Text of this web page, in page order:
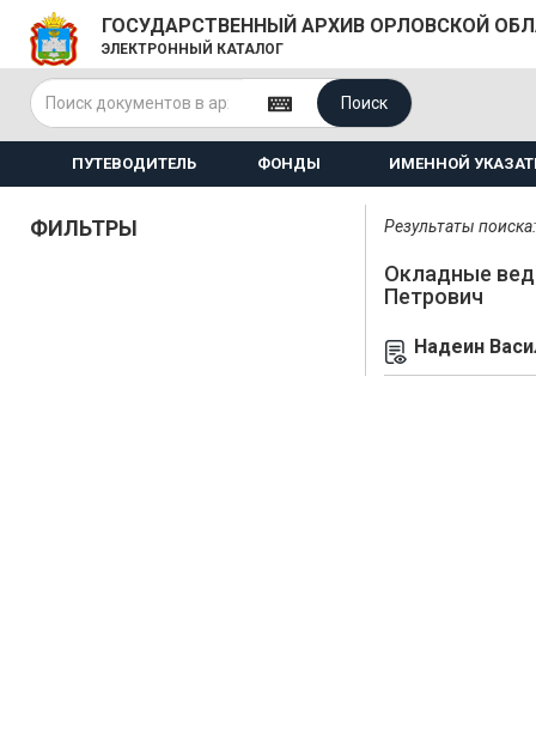
ГОСУДАРСТВЕННЫЙ АРХИВ ОРЛОВСКОЙ
ЭЛЕКТРОННЫЙ КАТАЛОГ
Поиск
ПУТЕВОДИТЕЛЬ ФОНДЫ ИМЕННОЙ
ФИЛЬТРЫ Результаты
Окладные
Петрович
Надеин